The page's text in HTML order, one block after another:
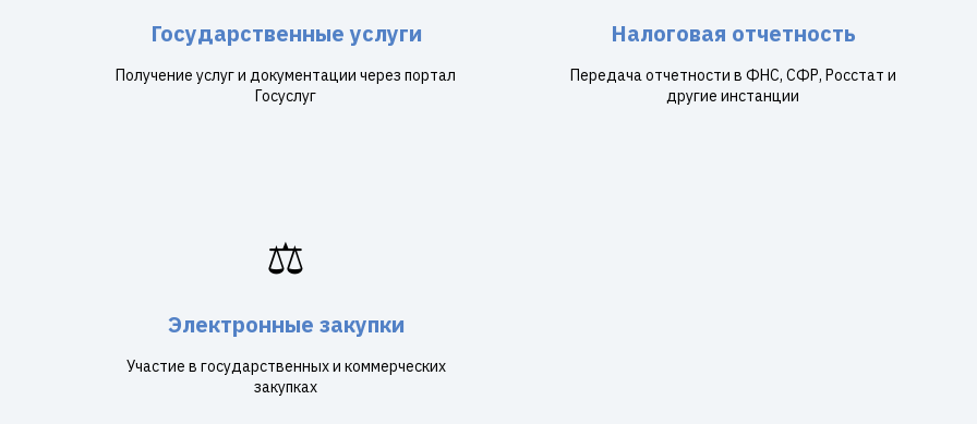
Государственные услуги
Получение услуг и документации через портал
Госуслуг
Налоговая отчетность
Передача отчетности в ФНС, СФР, Росстат и
другие инстанции
⚖️
Электронные закупки
Участие в государственных и коммерческих
закупках